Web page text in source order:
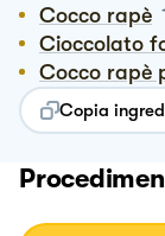
Cocco rapè
Cioccolato
Cocco
Copia